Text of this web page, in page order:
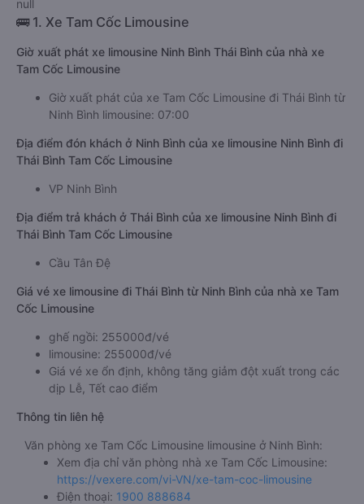
null
🚌 1. Xe Tam Cốc Limousine
Giờ xuất phát xe limousine Ninh Bình Thái Bình của nhà xe
Tam Cốc Limousine
Giờ xuất phát của xe Tam Cốc Limousine đi Thái Bình từ
Ninh Bình limousine: 07:00
Địa điểm đón khách ở Ninh Bình của xe limousine Ninh Bình đi
Thái Bình Tam Cốc Limousine
VP Ninh Bình
Địa điểm trả khách ở Thái Bình của xe limousine Ninh Bình đi
Thái Bình Tam Cốc Limousine
Cầu Tân Đệ
Giá vé xe limousine đi Thái Bình từ Ninh Bình của nhà xe Tam
Cốc Limousine
ghế ngồi: 255000đ/vé
limousine: 255000đ/vé
Giá vé xe ổn định, không tăng giảm đột xuất trong các
dịp Lễ, Tết cao điểm
Thông tin liên hệ
Văn phòng xe Tam Cốc Limousine limousine ở Ninh Bình:
Xem địa chỉ văn phòng nhà xe Tam Cốc Limousine:
https://vexere.com/vi-VN/xe-tam-coc-limousine
Điện thoại: 1900 888684